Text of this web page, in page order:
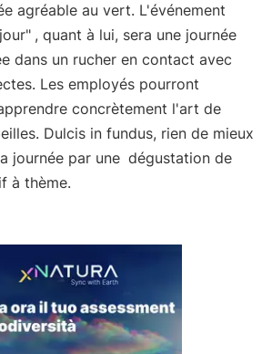
agréable au vert. L'événement
, quant à lui, sera une journée
dans un rucher en contact avec
Les employés pourront
concrètement l'art de
Dulcis in fundus, rien de mieux
journée par une dégustation de
à thème.